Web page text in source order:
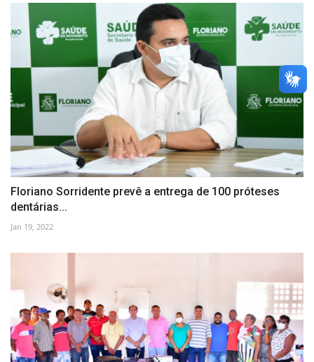
Floriano Sorridente prevê a entrega de 100 próteses
dentárias...
Jan 19, 2022